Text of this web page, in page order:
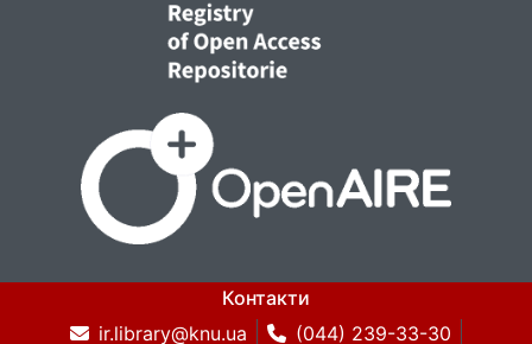
Контакти
ir.library@knu.ua
(044) 239-33-30